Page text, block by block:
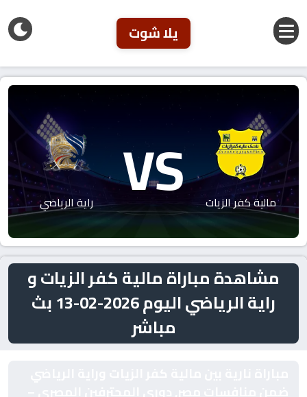
يلا شوت
مالية كفر الزيات VS راية الرياضي
مشاهدة مباراة مالية كفر الزيات و
راية الرياضي اليوم 2026-02-13 بث
مباشر